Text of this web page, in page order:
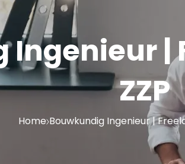
Ingenieur |
ZZP
Home Bouwkundig Ingenieur |